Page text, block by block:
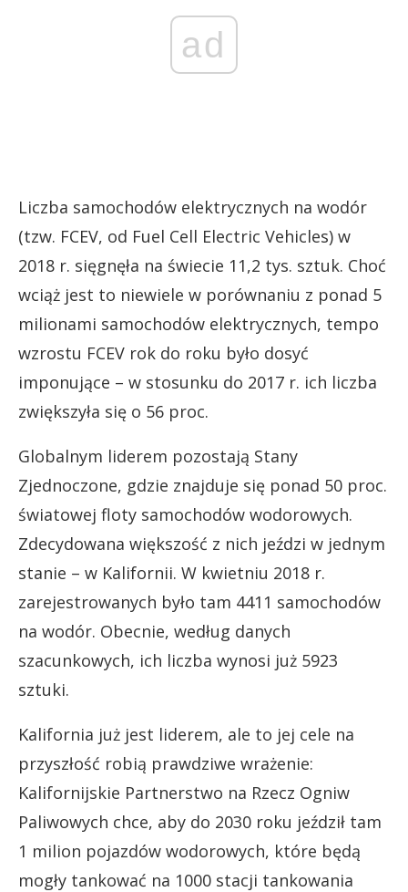
ad
Liczba samochodów elektrycznych na wodór
(tzw. FCEV, od Fuel Cell Electric Vehicles) w
2018 r. sięgnęła na świecie 11,2 tys. sztuk. Choć
wciąż jest to niewiele w porównaniu z ponad 5
milionami samochodów elektrycznych, tempo
wzrostu FCEV rok do roku było dosyć
imponujące – w stosunku do 2017 r. ich liczba
zwiększyła się o 56 proc.
Globalnym liderem pozostają Stany
Zjednoczone, gdzie znajduje się ponad 50 proc.
światowej floty samochodów wodorowych.
Zdecydowana większość z nich jeździ w jednym
stanie – w Kalifornii. W kwietniu 2018 r.
zarejestrowanych było tam 4411 samochodów
na wodór. Obecnie, według danych
szacunkowych, ich liczba wynosi już 5923
sztuki.
Kalifornia już jest liderem, ale to jej cele na
przyszłość robią prawdziwe wrażenie:
Kalifornijskie Partnerstwo na Rzecz Ogniw
Paliwowych chce, aby do 2030 roku jeździł tam
1 milion pojazdów wodorowych, które będą
mogły tankować na 1000 stacji tankowania